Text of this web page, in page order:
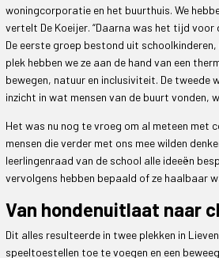
woningcorporatie en het buurthuis. We
vertelt De Koeijer. “Daarna was het tijd
De eerste groep bestond uit
plek hebben we ze aan de hand van een
bewegen, natuur en inclusiviteit. De tweede
inzicht in wat mensen van de buurt vonden,
Het was nu nog te vroeg om al meteen met
mensen die verder met ons mee wilden
leerlingenraad van de school alle ideeën
vervolgens hebben bepaald of ze haalbaar
Van hondenuitlaat naar
Dit alles resulteerde in twee plekken in
speeltoestellen toe te voegen en een